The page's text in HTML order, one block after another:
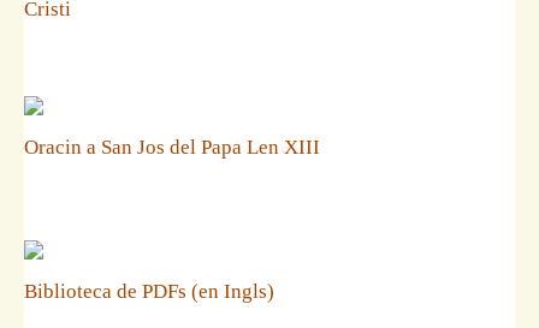
Cristi
Oracin a San Jos del Papa Len XIII
Biblioteca de PDFs (en Ingls)